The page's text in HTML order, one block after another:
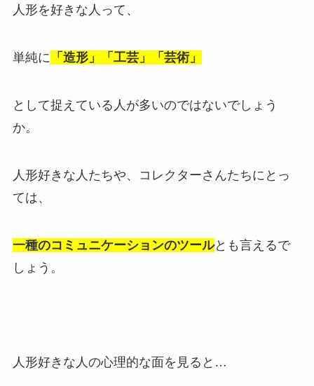
人形を好きな人って、
単純に 「造形」「工芸」「芸術」
として捉えている人が多いのではないでしょう
か。
人形好きな人たちや、コレクターさんたちにとっ
ては、
一種のコミュニケーションのツールとも言えるで
しょう。
人形好きな人の心理的な面を見ると…